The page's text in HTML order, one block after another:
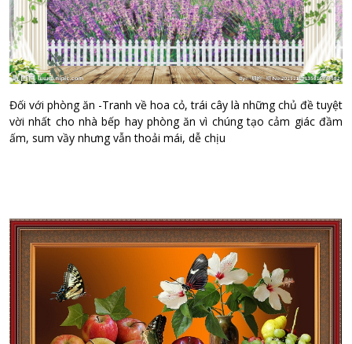
Đối với phòng ăn -Tranh về hoa cỏ, trái cây là những chủ đề tuyệt
vời nhất cho nhà bếp hay phòng ăn vì chúng tạo cảm giác đầm
ấm, sum vầy nhưng vẫn thoải mái, dễ chịu